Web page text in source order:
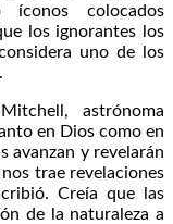
colocados
los ignorantes los
uno de los
astrónoma
en Dios como en
avanzan y revelarán
trae revelaciones
Creía que las
de la naturaleza a